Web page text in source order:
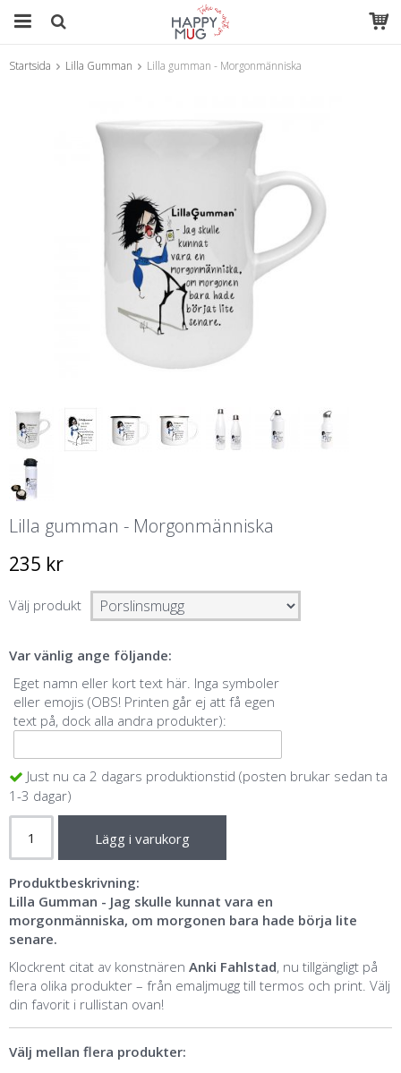
Startsida Lilla Gumman Lilla gumman - Morgonmänniska
Lilla gumman - Morgonmänniska
235 kr
Välj produkt
Var vänlig ange följande:
Eget namn eller kort text här. Inga symboler
eller emojis (OBS! Printen går ej att få egen
text på, dock alla andra produkter):
Just nu ca 2 dagars produktionstid (posten brukar sedan ta
1-3 dagar)
Lägg i varukorg
Produktbeskrivning:
Lilla Gumman - Jag skulle kunnat vara en
morgonmänniska, om morgonen bara hade börja lite
senare.
Klockrent citat av konstnären Anki Fahlstad, nu tillgängligt på
flera olika produkter – från emaljmugg till termos och print. Välj
din favorit i rullistan ovan!
Välj mellan flera produkter: